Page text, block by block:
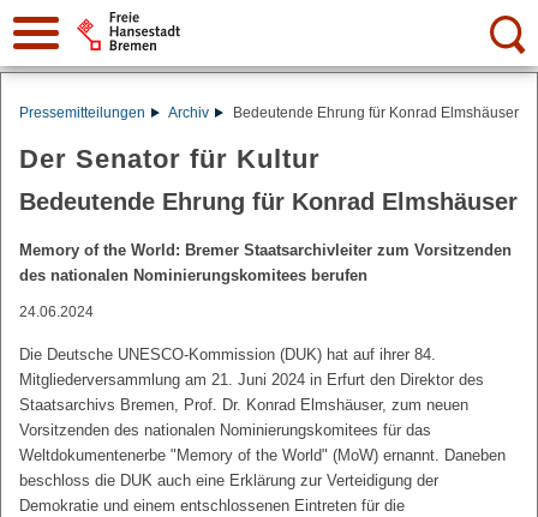
Suche:
Pressemitteilungen Archiv Bedeutende Ehrung für Konrad Elmshäuser
Der Senator für Kultur
Bedeutende Ehrung für Konrad Elmshäuser
Memory of the World: Bremer Staatsarchivleiter zum Vorsitzenden
des nationalen Nominierungskomitees berufen
24.06.2024
Die Deutsche UNESCO-Kommission (DUK) hat auf ihrer 84.
Mitgliederversammlung am 21. Juni 2024 in Erfurt den Direktor des
Staatsarchivs Bremen, Prof. Dr. Konrad Elmshäuser, zum neuen
Vorsitzenden des nationalen Nominierungskomitees für das
Weltdokumentenerbe "Memory of the World" (MoW) ernannt. Daneben
beschloss die DUK auch eine Erklärung zur Verteidigung der
Demokratie und einem entschlossenen Eintreten für die